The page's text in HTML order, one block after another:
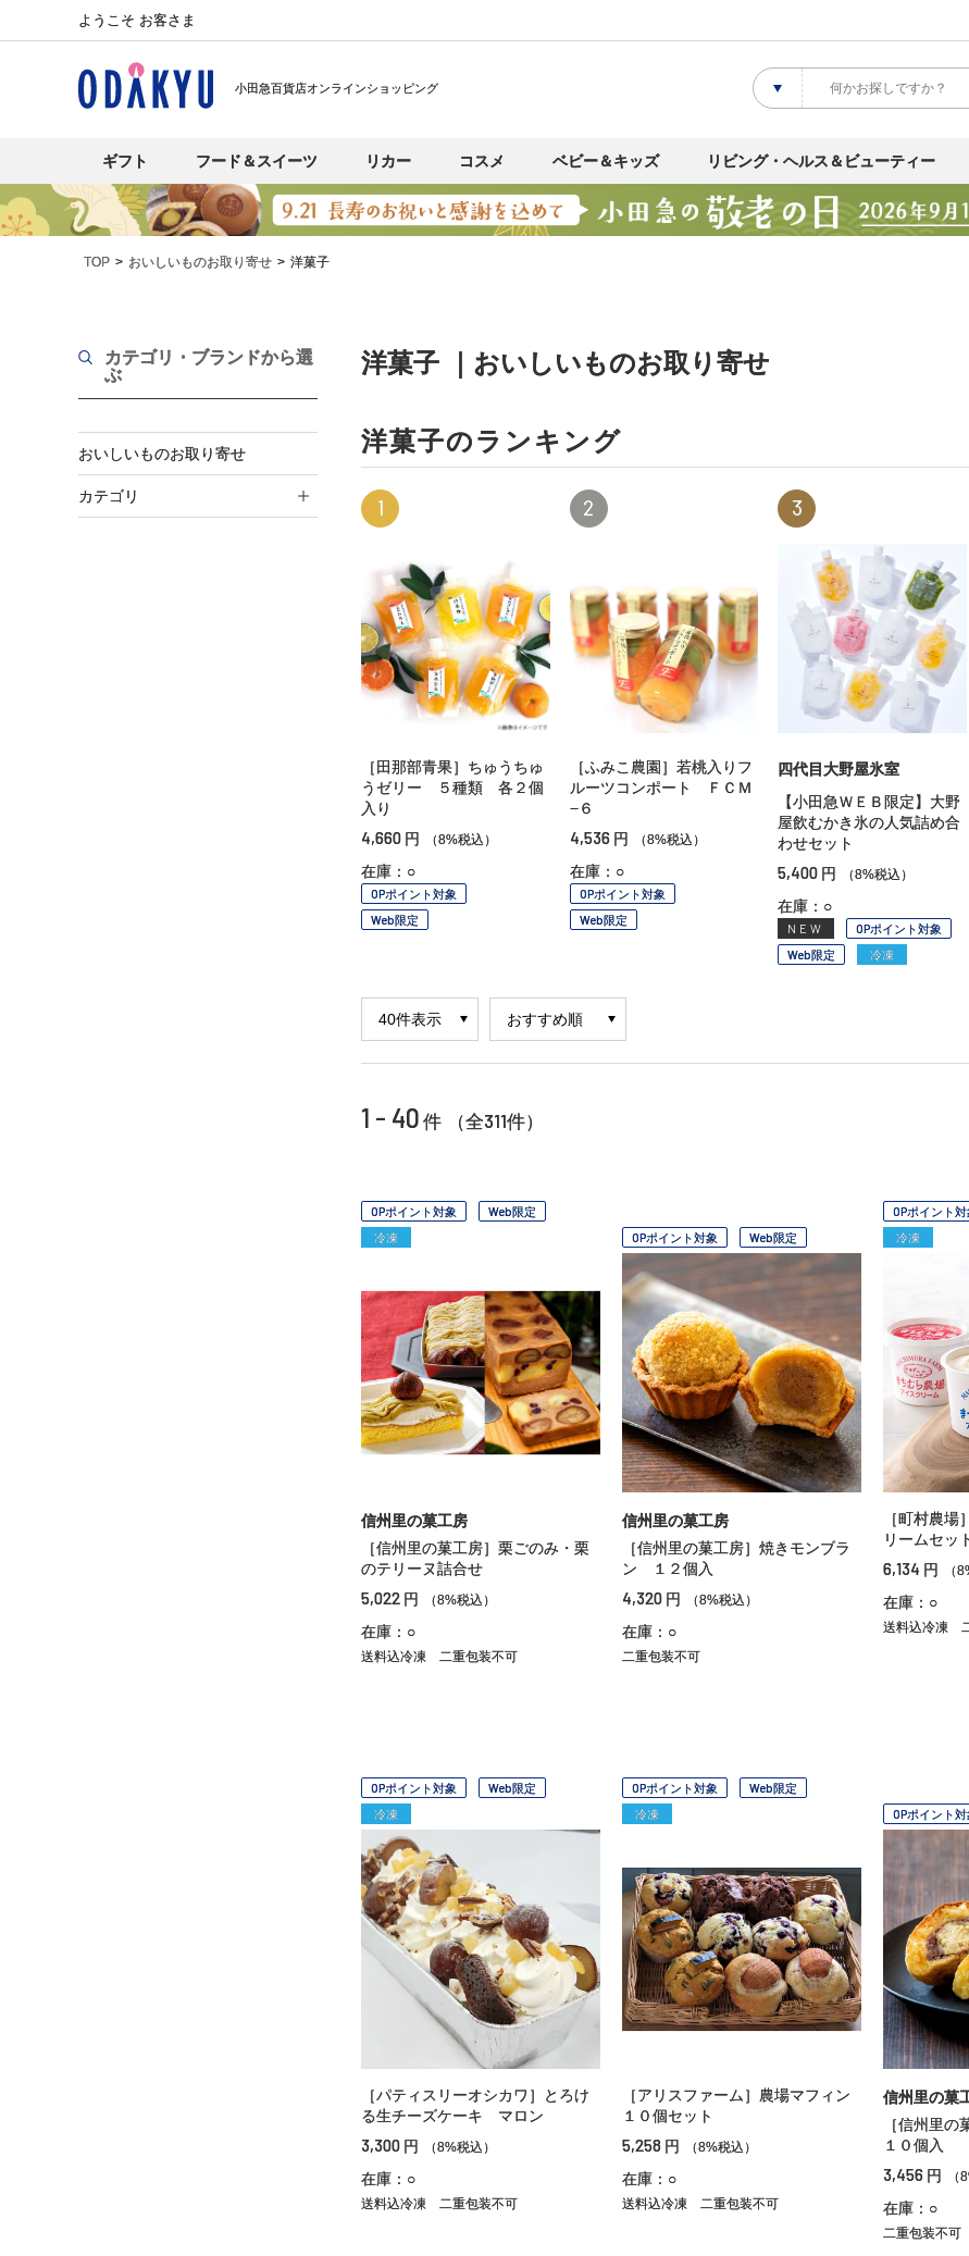
ようこそ お客さま
小田急百貨店オンラインショッピング
ギフト フード＆スイーツ リカー コスメ ベビー＆キッズ リビング・ヘルス＆ビューティー
TOP おいしいものお取り寄せ 洋菓子
カテゴリ・ブランドから選
ぶ
おいしいものお取り寄せ
カテゴリ
洋菓子 ｜おいしいものお取り寄せ
洋菓子のランキング
1
［田那部青果］ちゅうちゅ
うゼリー ５種類 各２個
入り
4,660 円 （8%税込）
在庫：○
OPポイント対象
Web限定
2
［ふみこ農園］若桃入りフ
ルーツコンポート ＦＣＭ
−６
4,536 円 （8%税込）
在庫：○
OPポイント対象
Web限定
3
四代目大野屋氷室
【小田急ＷＥＢ限定】大野
屋飲むかき氷の人気詰め合
わせセット
5,400 円 （8%税込）
在庫：○
NEW
OPポイント対象
Web限定
冷凍
1 - 40 件 （全311件）
OPポイント対象
Web限定
冷凍
信州里の菓工房
［信州里の菓工房］栗ごのみ・栗
のテリーヌ詰合せ
5,022 円 （8%税込）
在庫：○
送料込冷凍 二重包装不可
OPポイント対象 Web限定
信州里の菓工房
［信州里の菓工房］焼きモンブラ
ン １２個入
4,320 円 （8%税込）
在庫：○
二重包装不可
OPポイント対
冷凍
［町村農場
リームセッ
6,134 円 （
在庫：○
送料込冷凍
OPポイント対象
Web限定
冷凍
［パティスリーオシカワ］とろけ
る生チーズケーキ マロン
3,300 円 （8%税込）
在庫：○
送料込冷凍 二重包装不可
OPポイント対象
Web限定
冷凍
［アリスファーム］農場マフィン
１０個セット
5,258 円 （8%税込）
在庫：○
送料込冷凍 二重包装不可
OPポイント対
信州里の菓
［信州里
１０個入
3,456 円 （
在庫：○
二重包装不可